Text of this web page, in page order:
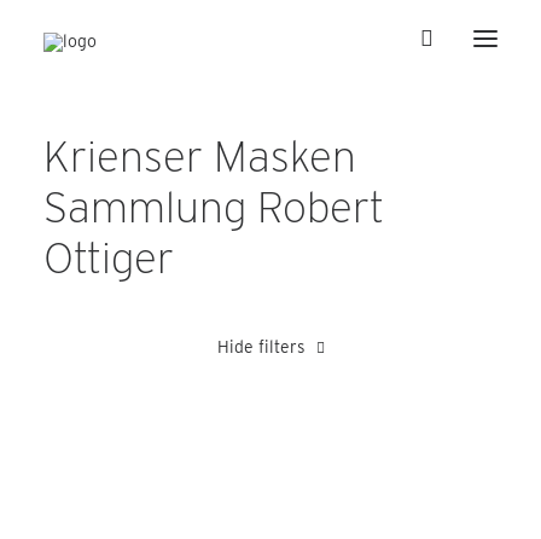
Krienser Masken
Sammlung Robert
Ottiger
Hide filters